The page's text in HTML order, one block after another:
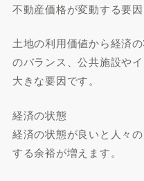
不動産価格が変動する要
土地の利用価値から経済
のバランス、公共施設や
大きな要因です。
経済の状態
経済の状態が良いと人々
する余裕が増えます。